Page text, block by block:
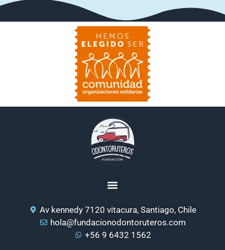
Av kennedy 7120 vitacura, Santiago, Chile
hola@fundacionodontoruteros.com
+56 9 6432 1562